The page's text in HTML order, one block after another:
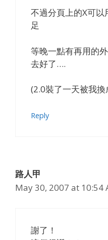
不過分頁上的X可以
足
等晚一點有再用的
去好了….
(2.0裝了一天被我換
Reply
路人甲
May 30, 2007 at 10:54
謝了！